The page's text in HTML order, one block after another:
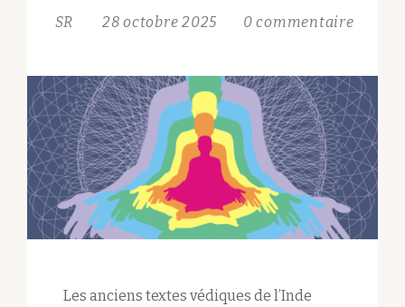
SR 28 octobre 2025 0 commentaire
Les anciens textes védiques de l’Inde